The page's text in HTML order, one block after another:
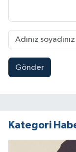
Gönder
Kategori